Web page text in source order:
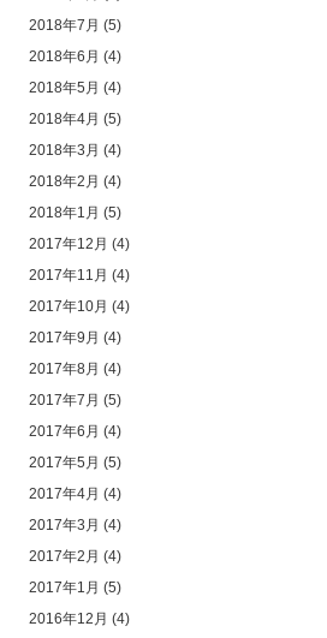
2018年7月 (5)
2018年6月 (4)
2018年5月 (4)
2018年4月 (5)
2018年3月 (4)
2018年2月 (4)
2018年1月 (5)
2017年12月 (4)
2017年11月 (4)
2017年10月 (4)
2017年9月 (4)
2017年8月 (4)
2017年7月 (5)
2017年6月 (4)
2017年5月 (5)
2017年4月 (4)
2017年3月 (4)
2017年2月 (4)
2017年1月 (5)
2016年12月 (4)